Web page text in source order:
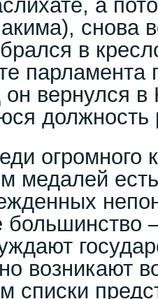
а
снова
в
парламента
он вернулся
должность
огромного
медалей
возникают